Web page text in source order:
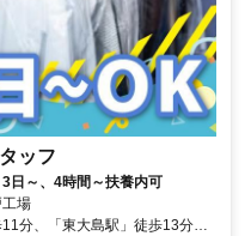
ッフ
日～、4時間～扶養内可
場
分、「東大島駅」徒歩13分、